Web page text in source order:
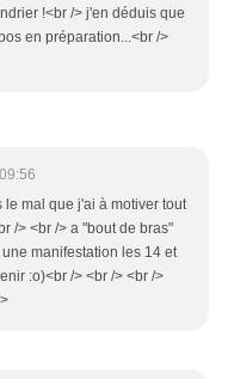
!<br /> j'en déduis que
en préparation...<br />
mal que j'ai à motiver tout
/> <br /> a "bout de bras"
manifestation les 14 et
:o)<br /> <br /> <br />